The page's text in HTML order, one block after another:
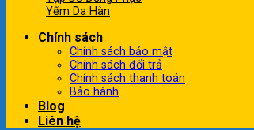
Yếm Da Hàn
Chính sách
Chính sách bảo mật
Chính sách đổi trả
Chính sách thanh toán
Bảo hành
Blog
Liên hệ